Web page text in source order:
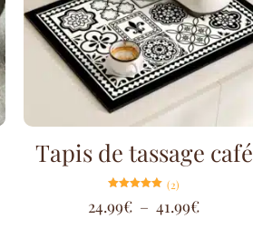
Tapis de tassage café
5.00
sur 5
(2)
24.99€ – 41.99€